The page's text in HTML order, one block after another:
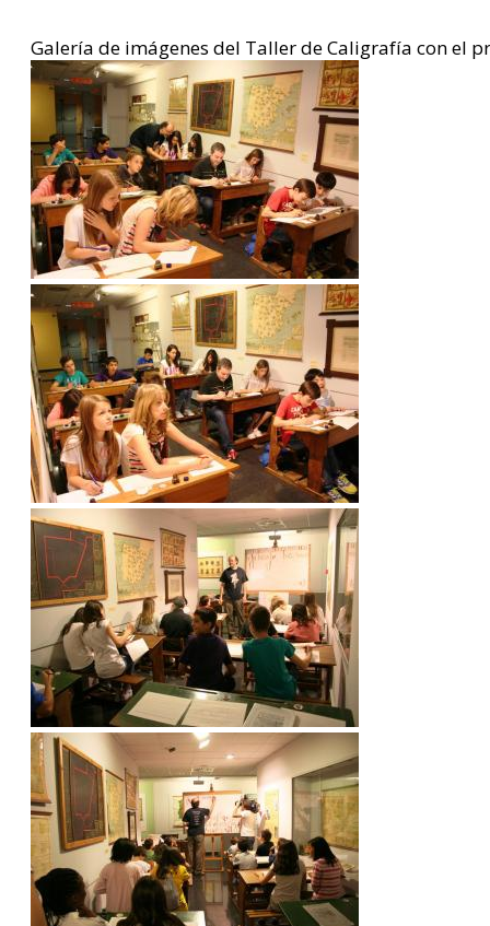
Galería de imágenes del Taller de Caligrafía con el